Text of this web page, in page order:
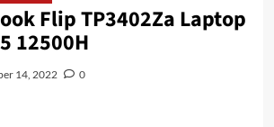
Flip TP3402Za Laptop
12500H
14, 2022 0